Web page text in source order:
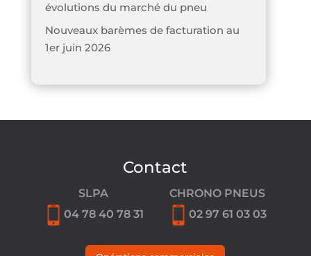
évolutions du marché du pneu
Nouveaux barèmes de facturation au
1er juin 2026
Contact
SLPA
04 78 40 78 31
CHRONO PNEUS
02 97 61 03 03